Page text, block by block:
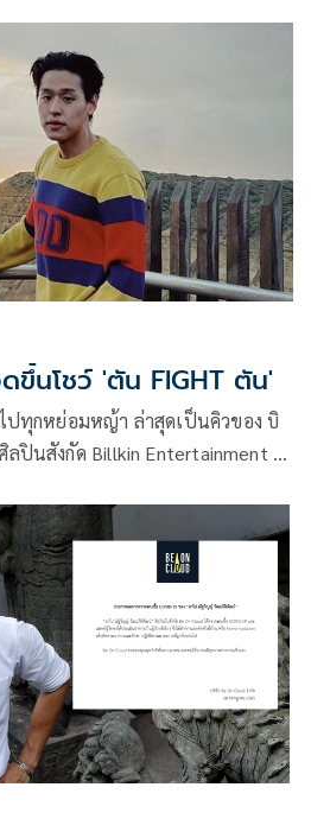
นโชว์ 'ตัน FIGHT ตัน'
ปทุกหย่อมหญ้า ล่าสุดเป็นคิวของ บิ
ปินสังกัด Billkin Entertainment ที่
ตัน VARIETY CONCERT ใน
ถึงนี้ ที่เจ้าตัวอดขึ้นโชว์เช่นกัน